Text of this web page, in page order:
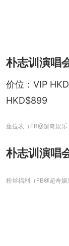
朴志训演唱
价位：VIP
HKD$899
座位表（FB@超奇娱
朴志训演唱
粉丝福利（FB@超奇